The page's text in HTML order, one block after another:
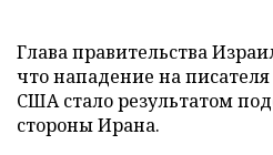
Глава правительства
что нападение на
США стало результатом
стороны Ирана.